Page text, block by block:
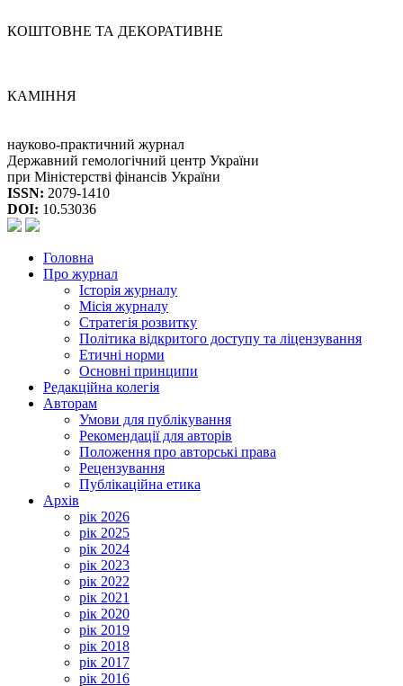
КОШТОВНЕ ТА ДЕКОРАТИВНЕ
КАМІННЯ
науково-практичний журнал
Державний гемологічний центр України
при Міністерстві фінансів України
ISSN: 2079-1410
DOI: 10.53036
Головна
Про журнал
Історія журналу
Місія журналу
Стратегія розвитку
Політика відкритого доступу та ліцензування
Етичні норми
Основні принципи
Редакційна колегія
Авторам
Умови для публікування
Рекомендації для авторів
Положення про авторські права
Рецензування
Публікаційна етика
Архів
рік 2026
рік 2025
рік 2024
рік 2023
рік 2022
рік 2021
рік 2020
рік 2019
рік 2018
рік 2017
рік 2016